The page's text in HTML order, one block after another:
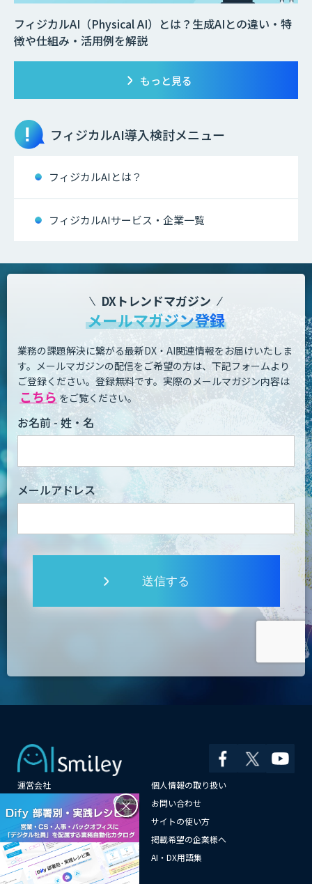
フィジカルAI（Physical AI）とは？生成AIとの違い・特
徴や仕組み・活用例を解説
もっと見る
フィジカルAI導入検討メニュー
フィジカルAIとは？
フィジカルAIサービス・企業一覧
DXトレンドマガジン
メールマガジン登録
業務の課題解決に繋がる最新DX・AI関連情報をお届けいたしま
す。 メールマガジンの配信をご希望の方は、下記フォームより
ご登録ください。登録無料です。 実際のメールマガジン内容は
こちら をご覧ください。
お名前 - 姓・名
メールアドレス
送信する
運営会社
個人情報の取り扱い
お問い合わせ
メールマガジン登録
サイトの使い方
情報提供はこちらから
掲載希望の企業様へ
AI企業一覧
AI・DX用語集
サイトマップ
×